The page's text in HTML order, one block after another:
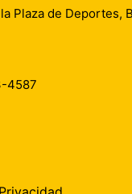
Plaza de Deportes,
4587